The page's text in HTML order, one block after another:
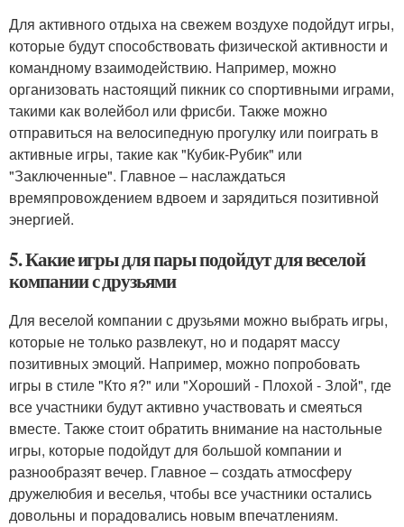
Для активного отдыха на свежем воздухе подойдут игры,
которые будут способствовать физической активности и
командному взаимодействию. Например, можно
организовать настоящий пикник со спортивными играми,
такими как волейбол или фрисби. Также можно
отправиться на велосипедную прогулку или поиграть в
активные игры, такие как "Кубик-Рубик" или
"Заключенные". Главное – наслаждаться
времяпровождением вдвоем и зарядиться позитивной
энергией.
5. Какие игры для пары подойдут для веселой
компании с друзьями
Для веселой компании с друзьями можно выбрать игры,
которые не только развлекут, но и подарят массу
позитивных эмоций. Например, можно попробовать
игры в стиле "Кто я?" или "Хороший - Плохой - Злой", где
все участники будут активно участвовать и смеяться
вместе. Также стоит обратить внимание на настольные
игры, которые подойдут для большой компании и
разнообразят вечер. Главное – создать атмосферу
дружелюбия и веселья, чтобы все участники остались
довольны и порадовались новым впечатлениям.